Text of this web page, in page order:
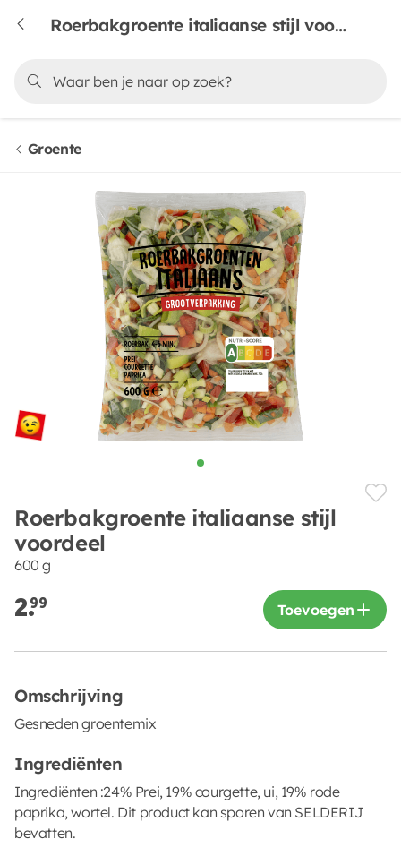
Roerbakgroente italiaanse stijl voordeel
Groente
Roerbakgroente italiaanse stijl
voordeel
600 g
2.99 Toevoegen
Omschrijving
Gesneden groentemix
Ingrediënten
Ingrediënten :24% Prei, 19% courgette, ui, 19% rode
paprika, wortel. Dit product kan sporen van SELDERIJ
bevatten.